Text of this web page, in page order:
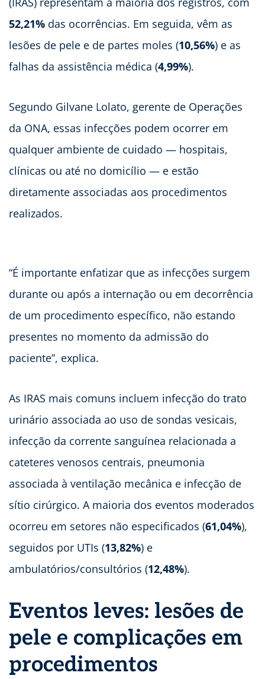
52,21% das ocorrências. Em seguida, vêm as
lesões de pele e de partes moles (10,56%) e as
falhas da assistência médica (4,99%).
Segundo Gilvane Lolato, gerente de Operações
da ONA, essas infecções podem ocorrer em
qualquer ambiente de cuidado — hospitais,
clínicas ou até no domicílio — e estão
diretamente associadas aos procedimentos
realizados.
“É importante enfatizar que as infecções surgem
durante ou após a internação ou em decorrência
de um procedimento específico, não estando
presentes no momento da admissão do
paciente”, explica.
As IRAS mais comuns incluem infecção do trato
urinário associada ao uso de sondas vesicais,
infecção da corrente sanguínea relacionada a
cateteres venosos centrais, pneumonia
associada à ventilação mecânica e infecção de
sítio cirúrgico. A maioria dos eventos moderados
ocorreu em setores não especificados (61,04%),
seguidos por UTIs (13,82%) e
ambulatórios/consultórios (12,48%).
Eventos leves: lesões de
pele e complicações em
procedimentos